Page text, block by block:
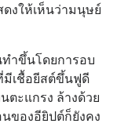
งให้เห็นว่ามนุษย์
ำขึ้นโดยการอบ
มีเชื้อยีสต์ขึ้นฟูดี
ตะแกรง ล้างด้วย
ของอียิปต์ก็ยังคง